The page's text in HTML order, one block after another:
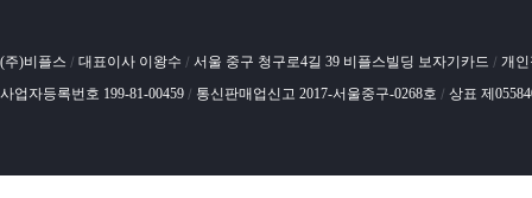
(주)비플스 / 대표이사 이왕수 / 서울 중구 청구로4길 39 비플스빌딩 보자기카드 / 개
사업자등록번호 199-81-00459 / 통신판매업신고 2017-서울중구-0268호 / 상표 제